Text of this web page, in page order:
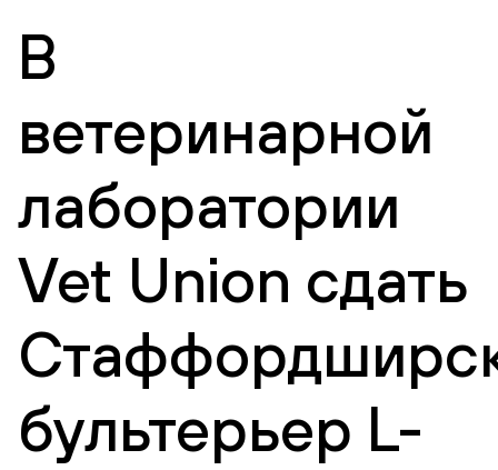
В
ветеринарной
лаборатории
Vet Union сдать
бультерьер L-